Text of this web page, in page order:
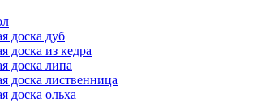
доска дуб
доска из кедра
доска липа
доска лиственница
доска ольха